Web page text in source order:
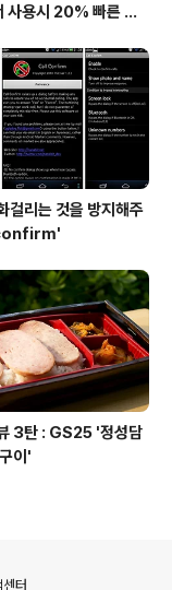
사용시 20% 빠른 배
걸리는 것을 방지해주
3탄 : GS25 '정성담
이'
센터